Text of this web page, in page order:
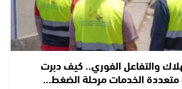
والتفاعل الفوري.. كيف دبرت
متعددة الخدمات مرحلة الضغط…